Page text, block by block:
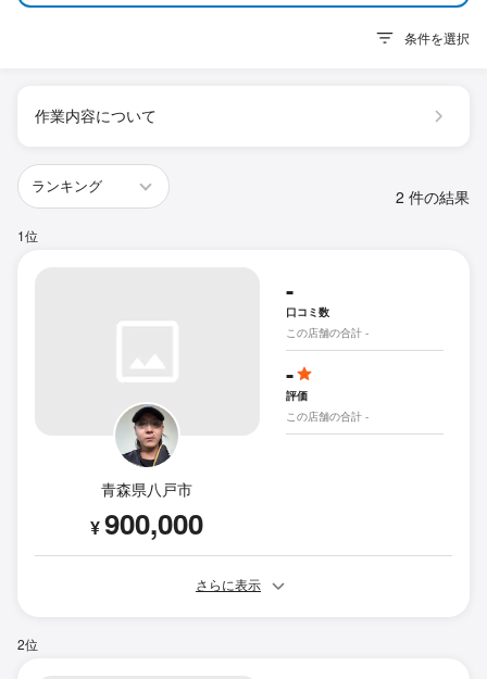
条件を選択
作業内容について
2 件の結果
1位
青森県八戸市
¥900,000
-
口コミ数
この店舗の合計 -
-
評価
この店舗の合計 -
さらに表示
2位